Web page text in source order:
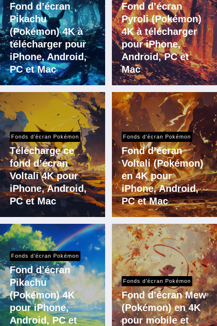
Fond d’écran
Pikachu
(Pokémon) 4K à
télécharger pour
iPhone, Android,
PC et Mac
Fond d’écran
Pyroli (Pokémon)
4K à télécharger
pour iPhone,
Android, PC et
Mac
Fonds d’écran Pokémon
Télécharge ce
fond d’écran
Voltali 4K pour
iPhone, Android,
PC et Mac
Fonds d’écran Pokémon
Fond d’écran
Voltali (Pokémon)
en 4K pour
iPhone, Android,
PC et Mac
Fonds d’écran Pokémon
Fond d’écran
Pikachu
(Pokémon) 4K
pour iPhone,
Android, PC et
Fonds d’écran Pokémon
Fond d’écran Mew
(Pokémon) en 4K
pour mobile et